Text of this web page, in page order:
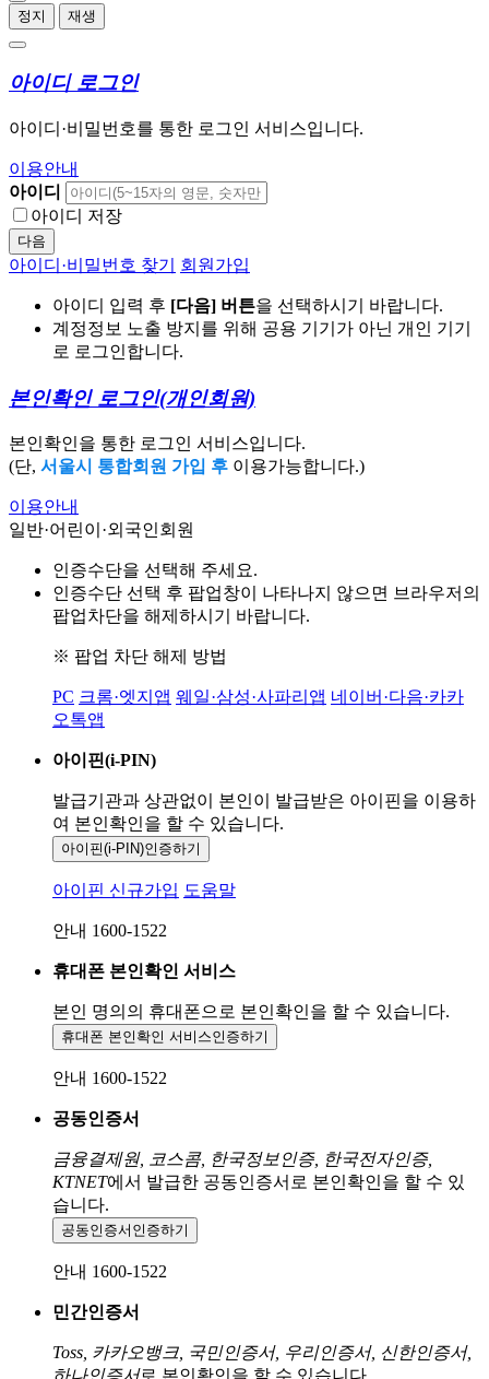
정지 재생
아이디 로그인
아이디·비밀번호를 통한 로그인 서비스입니다.
이용안내
아이디
아이디 저장
다음
아이디·비밀번호 찾기 회원가입
아이디 입력 후 [다음] 버튼을 선택하시기 바랍니다.
계정정보 노출 방지를 위해 공용 기기가 아닌 개인 기기
로 로그인합니다.
본인확인 로그인(개인회원)
본인확인을 통한 로그인 서비스입니다.
(단, 서울시 통합회원 가입 후 이용가능합니다.)
이용안내
일반·어린이·외국인회원
인증수단을 선택해 주세요.
인증수단 선택 후 팝업창이 나타나지 않으면 브라우저의
팝업차단을 해제하시기 바랍니다.
※ 팝업 차단 해제 방법
PC 크롬·엣지앱 웨일·삼성·사파리앱 네이버·다음·카카
오톡앱
아이핀(i-PIN)
발급기관과 상관없이 본인이 발급받은 아이핀을 이용하
여 본인확인을 할 수 있습니다.
아이핀(i-PIN)인증하기
아이핀 신규가입 도움말
안내 1600-1522
휴대폰 본인확인 서비스
본인 명의의 휴대폰으로 본인확인을 할 수 있습니다.
휴대폰 본인확인 서비스인증하기
안내 1600-1522
공동인증서
금융결제원, 코스콤, 한국정보인증, 한국전자인증,
KTNET에서 발급한 공동인증서로 본인확인을 할 수 있
습니다.
공동인증서 인증하기
안내 1600-1522
민간인증서
Toss, 카카오뱅크, 국민인증서, 우리인증서, 신한인증서,